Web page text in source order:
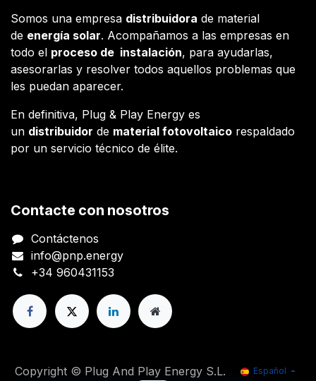
Somos una empresa distribuidora de material
de energía solar. Acompañamos a las empresas en
todo el proceso de instalación, para ayudarlas,
asesorarlas y resolver todos aquellos problemas que
les puedan aparecer.
En definitiva, Plug & Play Energy es
un distribuidor de material fotovoltaico respaldado
por un servicio técnico de élite.
Contacte con nosotros
Contáctenos
info@pnp.energy
+34 960431153
Copyright © Plug And Play Energy S.L. Español